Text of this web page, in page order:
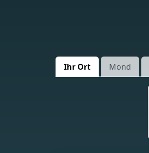
Ihr Ort Mond